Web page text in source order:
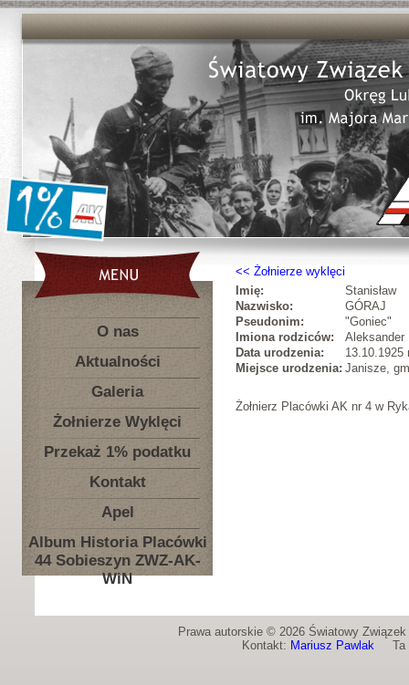
O nas
Aktualności
Galeria
Żołnierze Wyklęci
Przekaż 1% podatku
Kontakt
Apel
Album Historia Placówki
44 Sobieszyn ZWZ-AK-
WiN
Żołnierze wyklęci
Imię:
Stanisław
Nazwisko:
GÓRAJ
Pseudonim:
"Goniec"
Imiona rodziców:
Aleksander
Data urodzenia:
13.10.1925
Miejsce urodzenia: Janisze,
Żołnierz Placówki AK nr 4 w
Prawa autorskie © 2026 Światowy
Kontakt: Mariusz PawlakTa